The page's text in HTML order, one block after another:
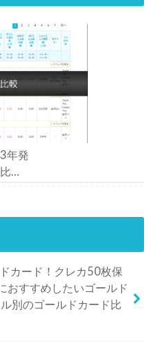
年発
カード！クレカ50枚保
おすすめしたいゴールド
別のゴールドカード比